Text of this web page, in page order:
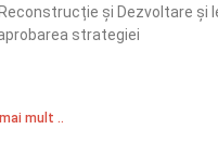
și Dezvoltare și
strategiei
mult ..